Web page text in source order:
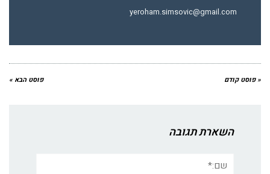
yeroham.simsovic@gmail.com
« פוסט קודם פוסט הבא »
השארת תגובה